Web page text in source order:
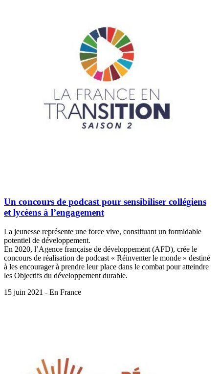
Un concours de podcast pour sensibiliser collégiens
et lycéens à l’engagement
La jeunesse représente une force vive, constituant un formidable
potentiel de développement.
En 2020, l’Agence française de développement (AFD), crée le
concours de réalisation de podcast « Réinventer le monde » destiné
à les encourager à prendre leur place dans le combat pour atteindre
les Objectifs du développement durable.
15 juin 2021 - En France